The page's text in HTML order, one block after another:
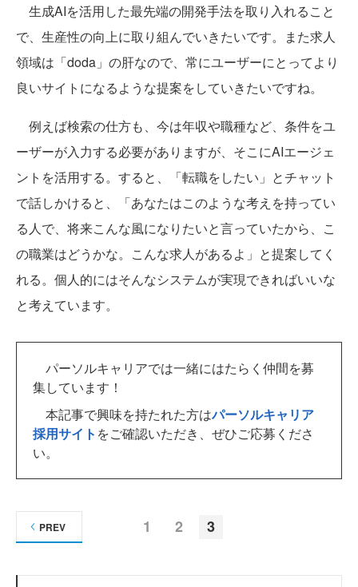
生成AIを活用した最先端の開発手法を取り入れること
で、生産性の向上に取り組んでいきたいです。また求人
領域は「doda」の肝なので、常にユーザーにとってより
良いサイトになるような提案をしていきたいですね。
例えば検索の仕方も、今は年収や職種など、条件をユ
ーザーが入力する必要がありますが、そこにAIエージェ
ントを活用する。すると、「転職をしたい」とチャット
で話しかけると、「あなたはこのような考えを持ってい
る人で、将来こんな風になりたいと言っていたから、こ
の職業はどうかな。こんな求人があるよ」と提案してく
れる。個人的にはそんなシステムが実現できればいいな
と考えています。
パーソルキャリアでは一緒にはたらく仲間を募
集しています！
本記事で興味を持たれた方はパーソルキャリア
採用サイト をご確認いただき、ぜひご応募くださ
い。
1 2 3
PREV